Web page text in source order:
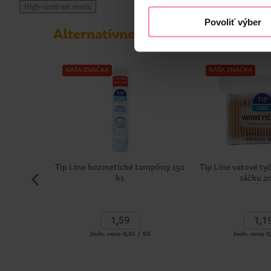
Povoliť výber
Informácie o výrobcovi
NIV
High-contrast mode
Alternatívne produkty
NAŠA ZNAČKA
Tip Line kozmetické tampóny 150
ks
1,59
Jedn. cena 0,01 / KS
NAŠA ZNAČKA
Tip Line vatové
sáčku
1,
Jedn. cena